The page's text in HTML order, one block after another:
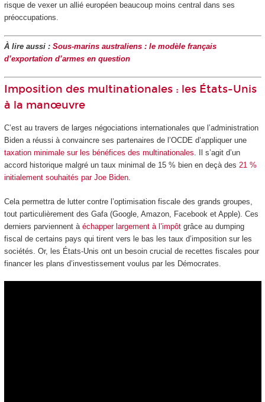
risque de vexer un allié européen beaucoup moins central dans ses
préoccupations.
À lire aussi : Sous-marins australiens : le modèle français
d’exportation d’armes en question
Imposition des multinationales : les États-Unis
à la manœuvre
C’est au travers de larges négociations internationales que l’administration
Biden a réussi à convaincre ses partenaires de l’OCDE d’appliquer une
taxation minimale sur les bénéfices des multinationales. Il s’agit d’un
accord historique malgré un taux minimal de 15 % bien en deçà des 21 %
initialement souhaités par Joe Biden.
Cela permettra de lutter contre l’optimisation fiscale des grands groupes,
tout particulièrement des Gafa (Google, Amazon, Facebook et Apple). Ces
derniers parviennent à échapper largement à l’impôtgrâce au dumping
fiscal de certains pays qui tirent vers le bas les taux d’imposition sur les
sociétés. Or, les États-Unis ont un besoin crucial de recettes fiscales pour
financer les plans d’investissement voulus par les Démocrates.